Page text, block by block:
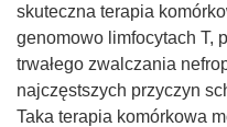
skuteczna terapia
genomowo limfocytach T,
trwałego zwalczania
najczęstszych przyczyn
Taka terapia komórkowa